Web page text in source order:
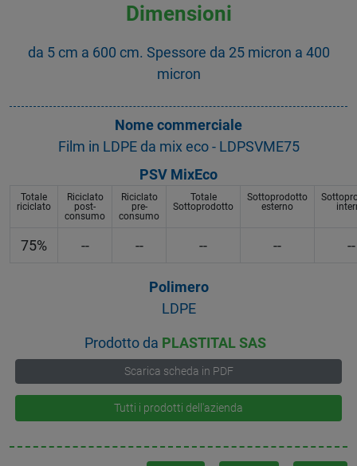
Dimensioni
da 5 cm a 600 cm. Spessore da 25 micron a 400
micron
Nome commerciale
Film in LDPE da mix eco - LDPSVME75
PSV MixEco
Totale
riciclato
Riciclato
post-
consumo
Riciclato
pre-
consumo
Totale
Sottoprodotto
Sottoprodotto
esterno
75% -- -- -- -- --
Polimero
LDPE
Prodotto da PLASTITAL SAS
Scarica scheda in PDF
Tutti i prodotti dell'azienda